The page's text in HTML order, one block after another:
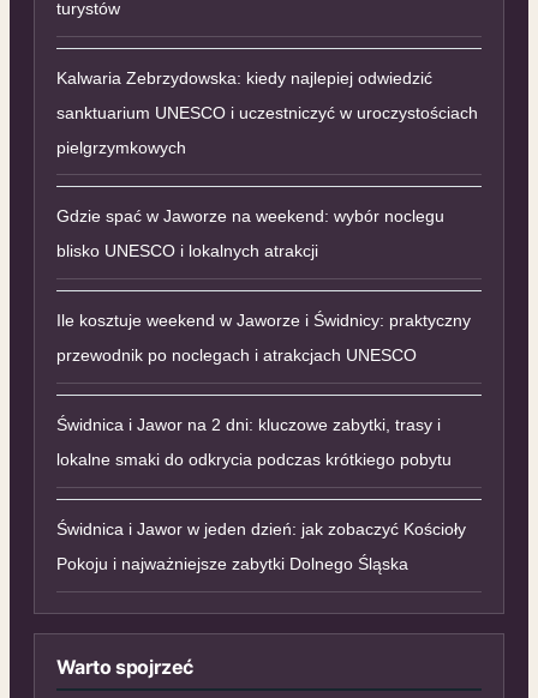
turystów
Kalwaria Zebrzydowska: kiedy najlepiej odwiedzić
sanktuarium UNESCO i uczestniczyć w uroczystościach
pielgrzymkowych
Gdzie spać w Jaworze na weekend: wybór noclegu
blisko UNESCO i lokalnych atrakcji
Ile kosztuje weekend w Jaworze i Świdnicy: praktyczny
przewodnik po noclegach i atrakcjach UNESCO
Świdnica i Jawor na 2 dni: kluczowe zabytki, trasy i
lokalne smaki do odkrycia podczas krótkiego pobytu
Świdnica i Jawor w jeden dzień: jak zobaczyć Kościoły
Pokoju i najważniejsze zabytki Dolnego Śląska
Warto spojrzeć